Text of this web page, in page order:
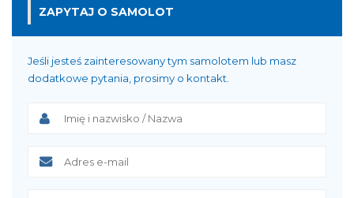
ZAPYTAJ O SAMOLOT
Jeśli jesteś zainteresowany tym samolotem lub masz
dodatkowe pytania, prosimy o kontakt.